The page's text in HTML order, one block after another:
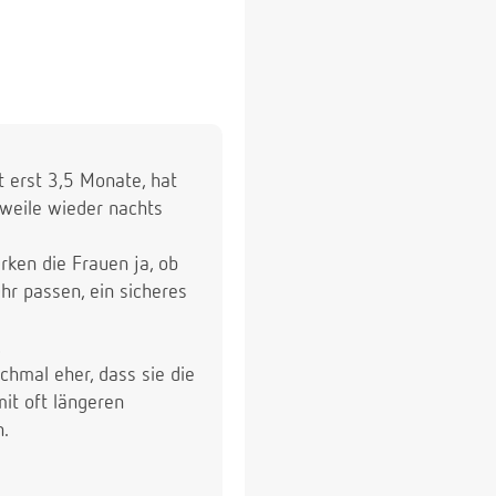
erst 3,5 Monate, hat
wieder nachts
die Frauen ja, ob
passen, ein sicheres
eher, dass sie die
oft längeren